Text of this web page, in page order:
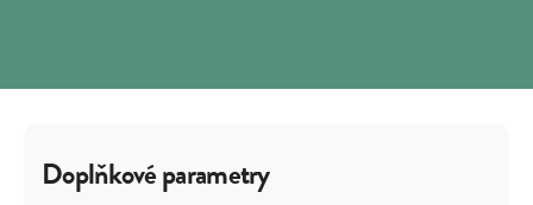
Doplňkové parametry